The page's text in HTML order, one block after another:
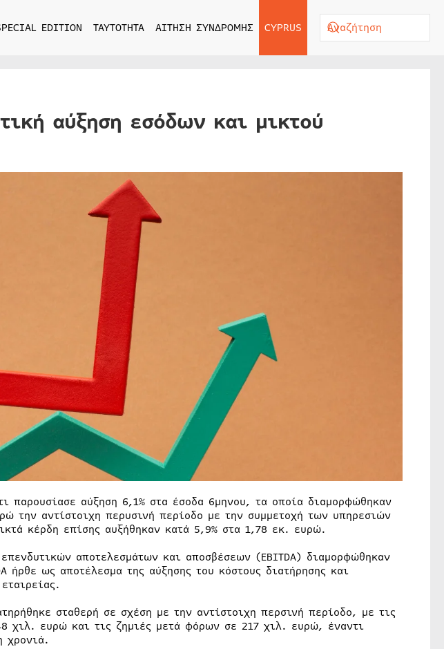
EDITION ΤΑΥΤΟΤΗΤΑ ΑΙΤΗΣΗ ΣΥΝΔΡΟΜΗΣ CYPRUS
αύξηση εσόδων και μικτού
παρουσίασε αύξηση 6,1% στα έσοδα 6μηνου, τα οποία διαμορφώθηκαν
την αντίστοιχη περυσινή περίοδο με την συμμετοχή των υπηρεσιών
κέρδη επίσης αυξήθηκαν κατά 5,9% στα 1,78 εκ. ευρώ.
αποτελεσμάτων και αποσβέσεων (EBITDA) διαμορφώθηκαν
ως αποτέλεσμα της αύξησης του κόστους διατήρησης και
σταθερή σε σχέση με την αντίστοιχη περσινή περίοδο, με τις
χιλ. ευρώ και τις ζημιές μετά φόρων σε 217 χιλ. ευρώ, έναντι
χρονιά.